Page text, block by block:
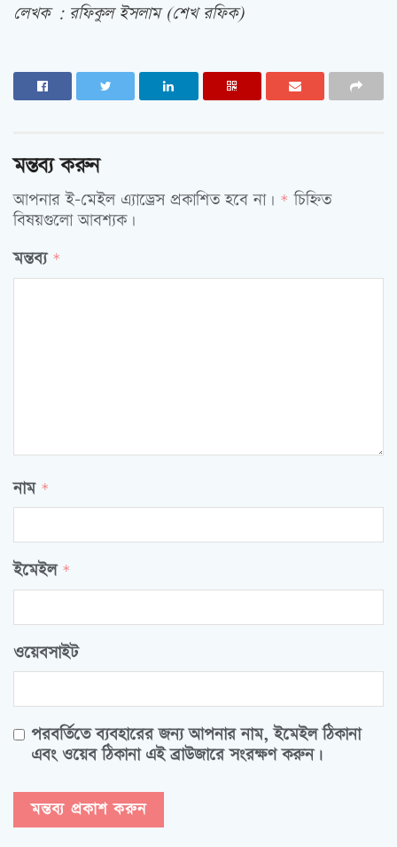
লেখক : রফিকুল ইসলাম (শেখ রফিক)
মন্তব্য করুন
আপনার ই-মেইল এ্যাড্রেস প্রকাশিত হবে না। * চিহ্নিত
বিষয়গুলো আবশ্যক।
মন্তব্য *
নাম *
ইমেইল *
ওয়েবসাইট
পরবর্তিতে ব্যবহারের জন্য আপনার নাম, ইমেইল ঠিকানা
এবং ওয়েব ঠিকানা এই ব্রাউজারে সংরক্ষণ করুন।